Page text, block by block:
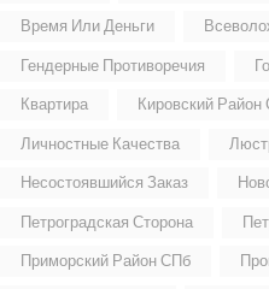
Время Или Деньги
Гендерные Противоречия
Квартира Кировский Район
Личностные Качества
Несостоявшийся Заказ
Петроградская Сторона
Приморский Район СПб